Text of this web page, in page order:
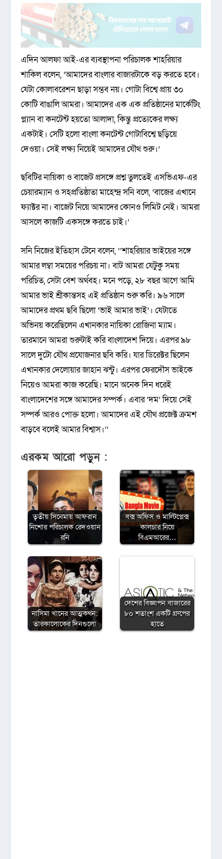
এদিন আলফা আই-এর ব্যবস্থাপনা পরিচালক শাহরিয়ার
শাকিল বলেন, ‘আমাদের বাংলার বাজারটাকে বড় করতে হবে।
যেটা কোলাবরেশন ছাড়া সম্ভব নয়। গোটা বিশ্বে প্রায় ৩০
কোটি বাঙালি আমরা। আমাদের এক এক প্রতিষ্ঠানের মার্কেটিং
প্ল্যান বা কনটেন্ট হয়তো আলাদা, কিন্তু প্রত্যেকের লক্ষ্য
একটাই। সেটি হলো বাংলা কনটেন্ট গোটাবিশ্বে ছড়িয়ে
দেওয়া। সেই লক্ষ্য নিয়েই আমাদের যৌথ শুরু।’
ছবিটির নায়িকা ও বাজেট প্রসঙ্গে প্রশ্ন তুলতেই এসভিএফ-এর
চেয়ারম্যান ও সহপ্রতিষ্ঠাতা মাহেন্দ্র সনি বলে, ‘বাজের এখানে
ফ্যাক্টর না। বাজেট নিয়ে আমাদের কোনও লিমিট নেই। আমরা
আসলে কাজটি একসঙ্গে করতে চাই।’
সনি নিজের ইতিহাস টেনে বলেন, ‘‘শাহরিয়ার ভাইয়ের সঙ্গে
আমার লম্বা সময়ের পরিচয় না। বাট আমরা যেটুকু সময়
পরিচিত, সেটা বেশ অর্থবহ। মনে পড়ে, ২৮ বছর আগে আমি
আমার ভাই শ্রীকান্তসহ এই প্রতিষ্ঠান শুরু করি। ৯৬ সালে
আমাদের প্রথম ছবি ছিলো ‘ভাই আমার ভাই’। যেটাতে
অভিনয় করেছিলেন এখানকার নায়িকা রোজিনা ম্যাম।
তারমানে আমরা শুরুটাই করি বাংলাদেশ দিয়ে। এরপর ৯৮
সালে দুটো যৌথ প্রযোজনার ছবি করি। যার ডিরেক্টর ছিলেন
এখানকার দেলোয়ার জাহান ঝন্টু। এরপর ফেরদৌস ভাইকে
নিয়েও আমরা কাজ করেছি। মানে অনেক দিন ধরেই
বাংলাদেশের সঙ্গে আমাদের সম্পর্ক। এবার ‘দম’ দিয়ে সেই
সম্পর্ক আরও পোক্ত হলো। আমাদের এই যৌথ প্রজেক্ট ক্রমশ
বাড়বে বলেই আমার বিশ্বাস।’’
এরকম আরো পড়ুন :
তৃতীয় সিনেমায় আফরান
নিশোর পরিচালক রেদওয়ান
রনি
বক্স অফিস ও মাল্টিপ্লেক্স
কালচার নিয়ে
বিএমআরের…
নাসিমা খানের আত্মকথন:
তারকালোকের দিনগুলো
দেশের বিজ্ঞাপন বাজারের
৮০ শতাংশ একটি গ্রুপের
হাতে